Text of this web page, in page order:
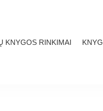
KNYGOS RINKIMAI